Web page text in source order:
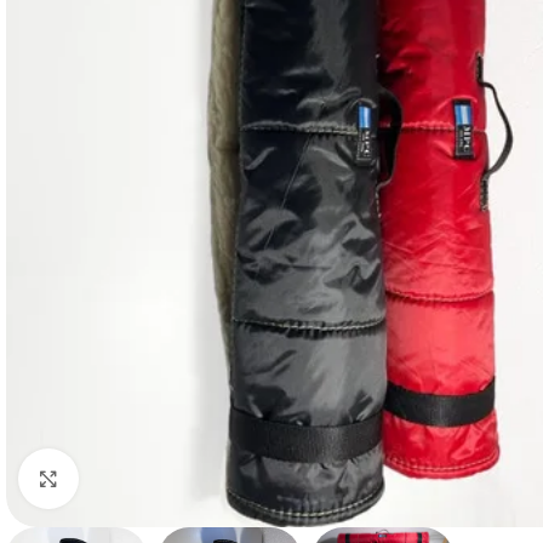
Haga clic para ampliar